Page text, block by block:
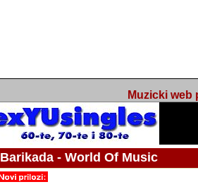
Muzicki web
Barikada - World Of Music